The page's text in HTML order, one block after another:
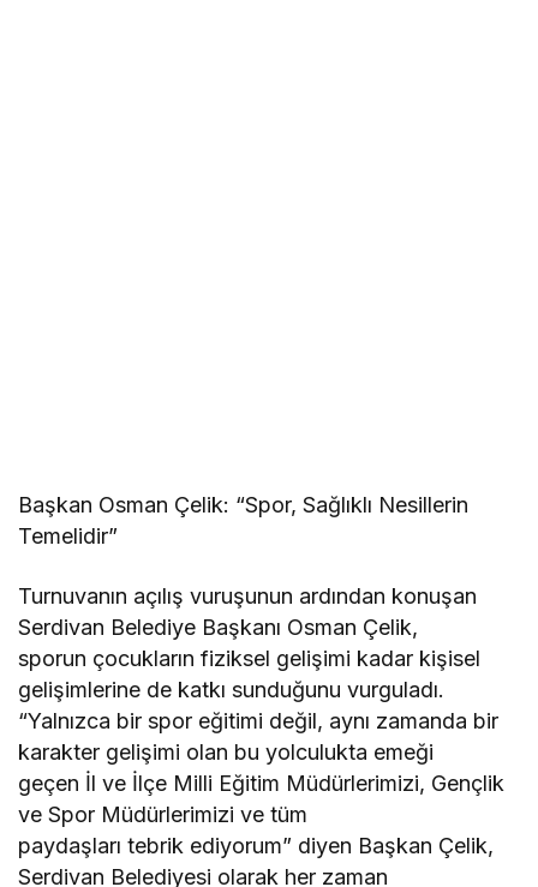
Başkan Osman Çelik: “Spor, Sağlıklı Nesillerin
Temelidir”
Turnuvanın açılış vuruşunun ardından konuşan
Serdivan Belediye Başkanı Osman Çelik,
sporun çocukların fiziksel gelişimi kadar kişisel
gelişimlerine de katkı sunduğunu vurguladı.
“Yalnızca bir spor eğitimi değil, aynı zamanda bir
karakter gelişimi olan bu yolculukta emeği
geçen İl ve İlçe Milli Eğitim Müdürlerimizi, Gençlik
ve Spor Müdürlerimizi ve tüm
paydaşları tebrik ediyorum” diyen Başkan Çelik,
Serdivan Belediyesi olarak her zaman